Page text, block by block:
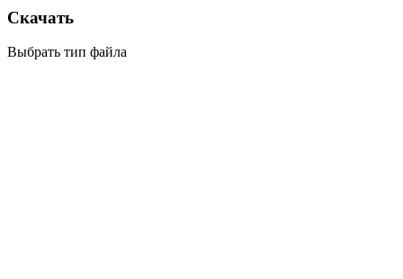
Скачать
Выбрать тип файла